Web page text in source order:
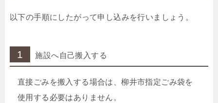
以下の手順にしたがって申し込みを行いましょう。
1 施設へ自己搬入する
直接ごみを搬入する場合は、柳井市指定ごみ袋を
使用する必要はありません。